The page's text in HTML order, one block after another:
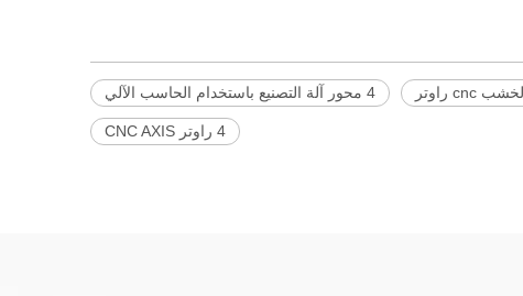
4 محور آلة التصنيع باستخدام الحاسب الآلي
4 راوتر CNC AXIS